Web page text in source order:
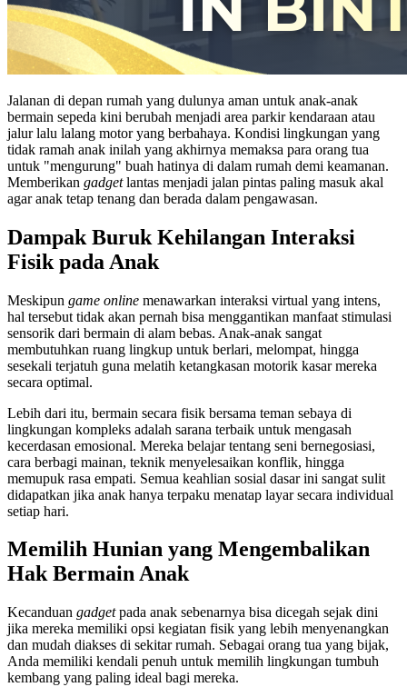
Jalanan di depan rumah yang dulunya aman untuk anak-anak
bermain sepeda kini berubah menjadi area parkir kendaraan atau
jalur lalu lalang motor yang berbahaya. Kondisi lingkungan yang
tidak ramah anak inilah yang akhirnya memaksa para orang tua
untuk "mengurung" buah hatinya di dalam rumah demi keamanan.
Memberikan gadgetlantas menjadi jalan pintas paling masuk akal
agar anak tetap tenang dan berada dalam pengawasan.
Dampak Buruk Kehilangan Interaksi
Fisik pada Anak
Meskipun game online menawarkan interaksi virtual yang intens,
hal tersebut tidak akan pernah bisa menggantikan manfaat stimulasi
sensorik dari bermain di alam bebas. Anak-anak sangat
membutuhkan ruang lingkup untuk berlari, melompat, hingga
sesekali terjatuh guna melatih ketangkasan motorik kasar mereka
secara optimal.
Lebih dari itu, bermain secara fisik bersama teman sebaya di
lingkungan kompleks adalah sarana terbaik untuk mengasah
kecerdasan emosional. Mereka belajar tentang seni bernegosiasi,
cara berbagi mainan, teknik menyelesaikan konflik, hingga
memupuk rasa empati. Semua keahlian sosial dasar ini sangat sulit
didapatkan jika anak hanya terpaku menatap layar secara individual
setiap hari.
Memilih Hunian yang Mengembalikan
Hak Bermain Anak
Kecanduan gadgetpada anak sebenarnya bisa dicegah sejak dini
jika mereka memiliki opsi kegiatan fisik yang lebih menyenangkan
dan mudah diakses di sekitar rumah. Sebagai orang tua yang bijak,
Anda memiliki kendali penuh untuk memilih lingkungan tumbuh
kembang yang paling ideal bagi mereka.